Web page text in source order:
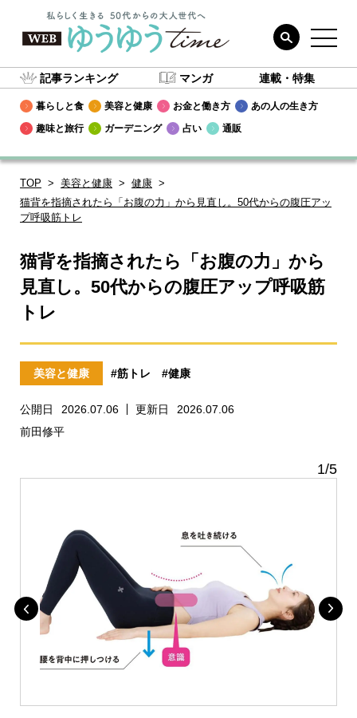
記事ランキング マンガ 連載・特集
暮らしと食 美容と健康 お金と働き方
あの人の生き方
趣味と旅行
ガーデニング 占い 通販
TOP 美容と健康
健康
猫背を指摘されたら「お腹の力」から見直し。50代からの腹圧アッ
プ呼吸筋トレ
猫背を指摘されたら「お腹の力」から
見直し。50代からの腹圧アップ呼吸筋
トレ
美容と健康 #筋トレ #健康
公開日 2026.07.06 更新日
2026.07.06
前田修平
1/5